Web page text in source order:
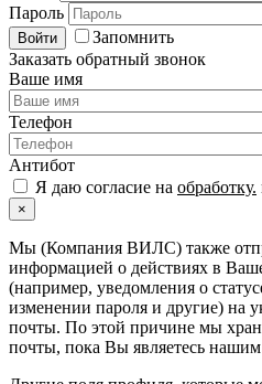
Пароль
Войти
Запомнить
Заказать обратный звонок
Ваше имя
Телефон
Антибот
Я даю согласие на обработку.
×
Мы (Компания ВИЛС) также
информацией о действиях в
(например, уведомления о
изменении пароля и другие) на
почты. По этой причине мы
почты, пока Вы являетесь